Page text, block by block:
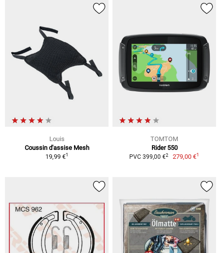
Louis
Coussin d'assise Mesh
19,99 €1
TOMTOM
Rider 550
PVC 399,00 €2 279,00 €1